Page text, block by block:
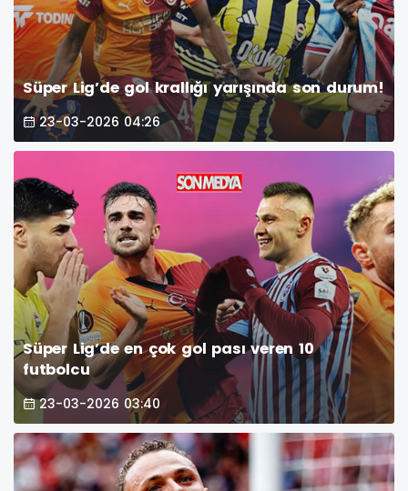
Süper Lig’de gol krallığı yarışında son durum!
23-03-2026 04:26
Süper Lig’de en çok gol pası veren 10
futbolcu
23-03-2026 03:40